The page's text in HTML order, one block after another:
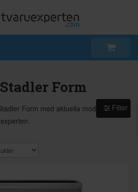
Form
Form med aktuella modeller och
Filter